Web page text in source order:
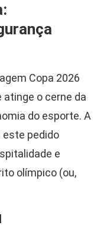
Copa 2026
atinge o cerne da
do esporte. A
este pedido
e
olímpico (ou,